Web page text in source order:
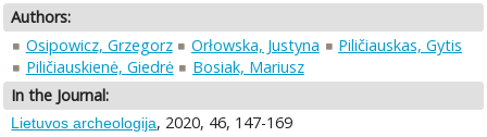
Authors:
Osipowicz, Grzegorz
Orłowska, Justyna
Piličiauskas, Gytis
Piličiauskienė, Giedrė
Bosiak, Mariusz
In the Journal:
Lietuvos archeologija, 2020, 46, 147-169